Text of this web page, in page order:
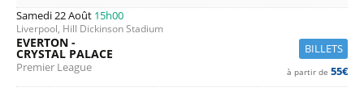
Samedi 22 Août 15h00
Liverpool, Hill Dickinson Stadium
BILLETS
EVERTON -
CRYSTAL PALACE
Premier League à partir de 55€